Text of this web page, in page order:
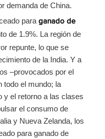
demanda de China.
para ganado de
de 1.9%. La región de
repunte, lo que se
de la India. Y a
–provocados por el
todo el mundo; la
y el retorno a las clases
el consumo de
y Nueva Zelanda, los
para ganado de